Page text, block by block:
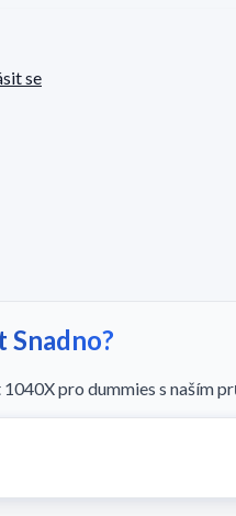
se
Snadno?
pro dummies s naším